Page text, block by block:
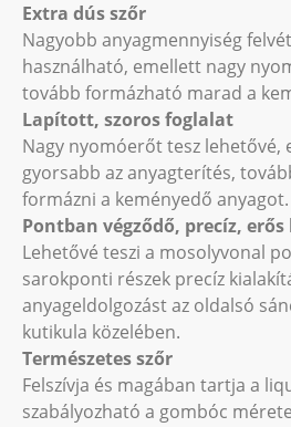
Extra dús szőr
Nagyobb anyagmennyiség
használható, emellett nagy
tovább formázható marad a
Lapított, szoros foglalat
Nagy nyomóerőt tesz lehetővé,
gyorsabb az anyagterítés,
formázni a keményedő anyagot.
Pontban végződő, precíz, erős
Lehetővé teszi a mosolyvonal
sarokponti részek precíz
anyageldolgozást az oldalsó
kutikula közelében.
Természetes szőr
Felszívja és magában tartja a
szabályozható a gombóc